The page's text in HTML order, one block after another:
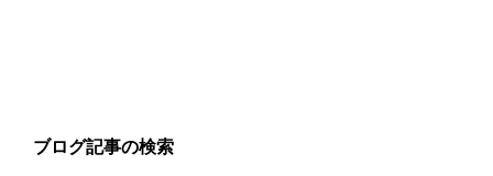
ブログ記事の検索